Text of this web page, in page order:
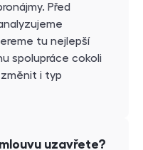
Před
tu nejlepší
spolupráce cokoli
i typ
uzavřete?